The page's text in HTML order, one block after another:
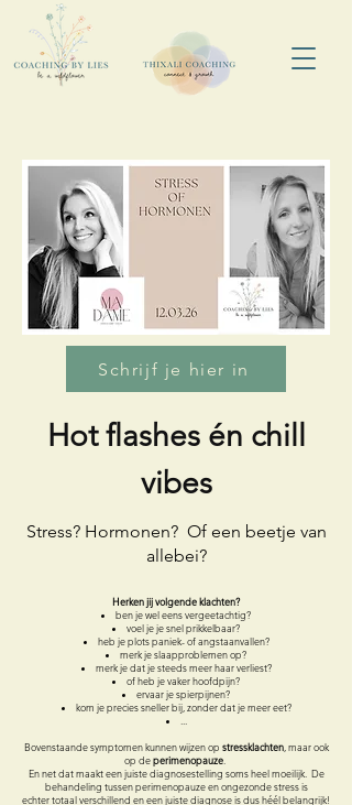
Schrijf je hier in
Hot flashes én chill
vibes
Stress? Hormonen? Of een beetje van
allebei?
Herken jij volgende klachten?
ben je wel eens vergeetachtig?
voel je je snel prikkelbaar?
heb je plots paniek- of angstaanvallen?
merk je slaapproblemen op?
merk je dat je steeds meer haar verliest?
of heb je vaker hoofdpijn?
ervaar je spierpijnen?
kom je precies sneller bij, zonder dat je meer eet?
Bovenstaande symptomen kunnen wijzen op stressklachten, maar ook
op deperimenopauze
En net dat maakt een juiste diagnosestelling soms heel moeilijk. De
behandeling tussen perimenopauze en ongezonde stress is
echter totaal verschillend en een juiste diagnose is dus héél belangrijk!